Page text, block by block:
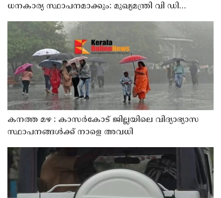
ധനകാര്യ സ്ഥാപനമാക്കും: മുഖ്യമന്ത്രി വി ഡി
കനത്ത മഴ : കാസർകോട് ജില്ലയിലെ വിദ്യാഭ്യാസ
സ്ഥാപനങ്ങൾക്ക് നാളെ അവധി